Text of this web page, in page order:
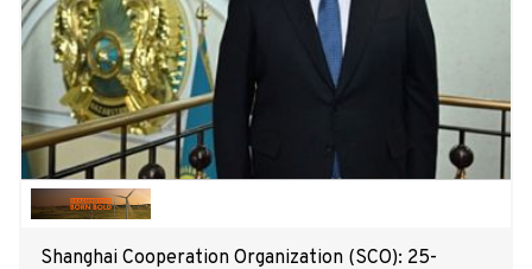
Shanghai Cooperation Organization (SCO): 25-